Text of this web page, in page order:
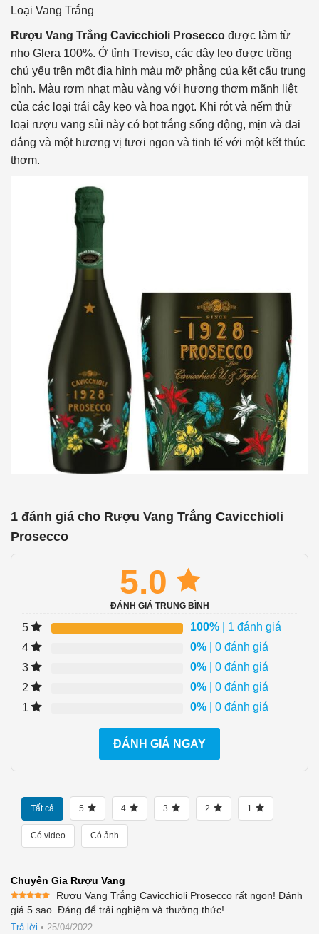
Loại Vang Trắng
Rượu Vang Trắng Cavicchioli Prosecco được làm từ
nho Glera 100%. Ở tỉnh Treviso, các dây leo được trồng
chủ yếu trên một địa hình màu mỡ phẳng của kết cấu trung
bình. Màu rơm nhạt màu vàng với hương thơm mãnh liệt
của các loại trái cây kẹo và hoa ngọt. Khi rót và nếm thử
loại rượu vang sủi này có bọt trắng sống động, mịn và dai
dẳng và một hương vị tươi ngon và tinh tế với một kết thúc
thơm.
1 đánh giá cho Rượu Vang Trắng Cavicchioli
Prosecco
5.0
ĐÁNH GIÁ TRUNG BÌNH
5 100% | 1 đánh giá
4
0% | 0 đánh giá
3
0% | 0 đánh giá
2
0% | 0 đánh giá
1
0% | 0 đánh giá
ĐÁNH GIÁ NGAY
Tất cả 5 4 3 2 1
Có video Có ảnh
Chuyên Gia Rượu Vang
Được xếp
hạng5 5
sao
Rượu Vang Trắng Cavicchioli Prosecco rất ngon! Đánh
giá 5 sao. Đáng để trải nghiệm và thưởng thức!
Trả lời • 25/04/2022